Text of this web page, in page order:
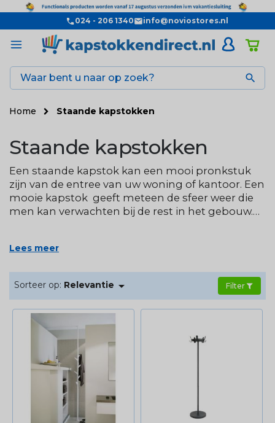
024 - 206 1340 info@noviostores.nl

Home Staande kapstokken
Staande kapstokken
Een staande kapstok kan een mooi pronkstuk
zijn van de entree van uw woning of kantoor. Een
mooie kapstok geeft meteen de sfeer weer die
men kan verwachten bij de rest in het gebouw.
aansluit bij uw interieur. Van design kapstokken
Lees meer
Sorteer op: Relevantie  Filter